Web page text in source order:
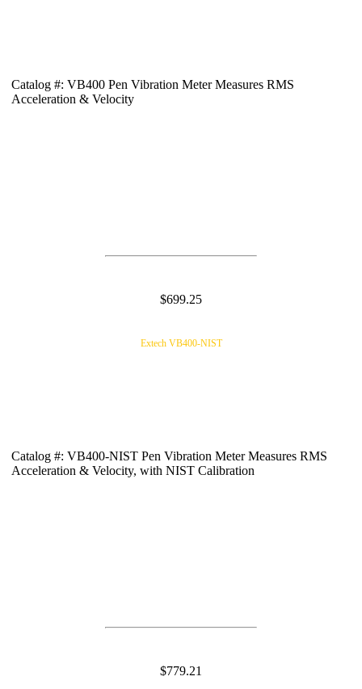
Catalog #: VB400 Pen Vibration Meter Measures RMS
Acceleration & Velocity
$699.25
Extech VB400-NIST
Catalog #: VB400-NIST Pen Vibration Meter Measures RMS
Acceleration & Velocity, with NIST Calibration
$779.21